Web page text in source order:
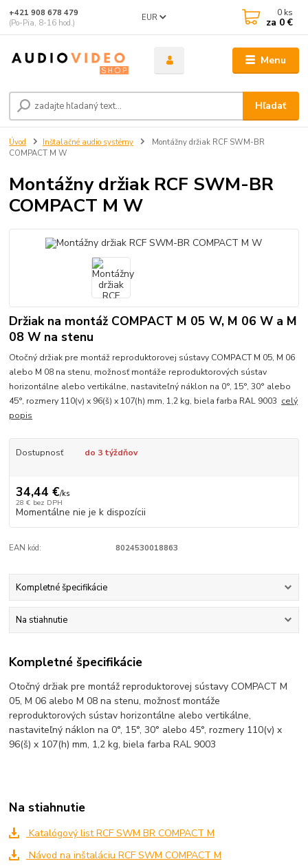
Menu
EUR
Hľadať
+421 908 678 479
(Po-Pia, 8-16 hod.)
0 ks
za 0 €
Úvod Inštalačné audio systémy
Montážny držiak RCF SWM-BR
COMPACT M W
Montážny držiak RCF SWM-BR
COMPACT M W
Držiak na montáž COMPACT M 05 W, M 06 W a M
08 W na stenu
Otočný držiak pre montáž reproduktorovej sústavy COMPACT M 05, M 06
alebo M 08 na stenu, možnosť montáže reproduktorových sústav
horizontálne alebo vertikálne, nastaviteľný náklon na 0°, 15°, 30° alebo
45°, rozmery 110(v) x 96(š) x 107(h) mm, 1,2 kg, biela farba RAL 9003 celý
popis
Dostupnosť do 3 týždňov
34,44 €/ks
28 € bez DPH
Momentálne nie je k dispozícii
EAN kód: 8024530018863
Kompletné špecifikácie
Na stiahnutie
Kompletné špecifikácie
Otočný držiak pre montáž reproduktorovej sústavy COMPACT M
05, M 06 alebo M 08 na stenu, možnosť montáže
reproduktorových sústav horizontálne alebo vertikálne,
nastaviteľný náklon na 0°, 15°, 30° alebo 45°, rozmery 110(v) x
96(š) x 107(h) mm, 1,2 kg, biela farba RAL 9003
Na stiahnutie
Katalógový list RCF SWM BR COMPACT M
Návod na inštaláciu RCF SWM COMPACT M